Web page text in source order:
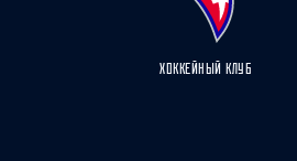
ХОККЕЙНЫЙ КЛУБ